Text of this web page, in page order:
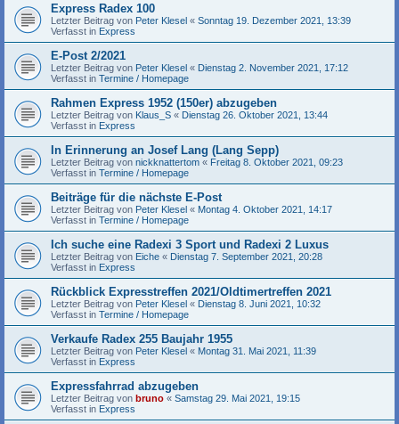
Express Radex 100
Letzter Beitrag von Peter Klesel « Sonntag 19. Dezember 2021, 13:39
Verfasst in Express
E-Post 2/2021
Letzter Beitrag von Peter Klesel « Dienstag 2. November 2021, 17:12
Verfasst in Termine / Homepage
Rahmen Express 1952 (150er) abzugeben
Letzter Beitrag von Klaus_S « Dienstag 26. Oktober 2021, 13:44
Verfasst in Express
In Erinnerung an Josef Lang (Lang Sepp)
Letzter Beitrag von nickknattertom « Freitag 8. Oktober 2021, 09:23
Verfasst in Termine / Homepage
Beiträge für die nächste E-Post
Letzter Beitrag von Peter Klesel « Montag 4. Oktober 2021, 14:17
Verfasst in Termine / Homepage
Ich suche eine Radexi 3 Sport und Radexi 2 Luxus
Letzter Beitrag von Eiche « Dienstag 7. September 2021, 20:28
Verfasst in Express
Rückblick Expresstreffen 2021/Oldtimertreffen 2021
Letzter Beitrag von Peter Klesel « Dienstag 8. Juni 2021, 10:32
Verfasst in Termine / Homepage
Verkaufe Radex 255 Baujahr 1955
Letzter Beitrag von Peter Klesel « Montag 31. Mai 2021, 11:39
Verfasst in Express
Expressfahrrad abzugeben
Letzter Beitrag von bruno « Samstag 29. Mai 2021, 19:15
Verfasst in Express